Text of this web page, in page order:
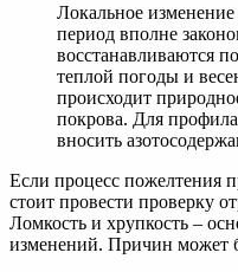
Локальное
период вполне
восстанавливаются
теплой погоды и
происходит
покрова. Для
вносить
Если процесс пожелтения
стоит провести проверку
Ломкость и хрупкость –
изменений. Причин может